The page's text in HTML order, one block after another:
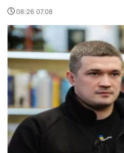
08:26 07.08